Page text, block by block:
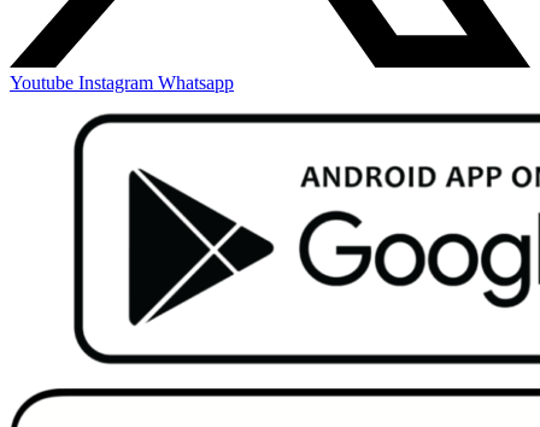
Youtube Instagram Whatsapp